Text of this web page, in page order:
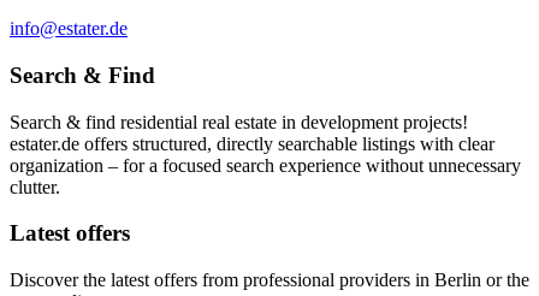
info@estater.de
Search & Find
Search & find residential real estate in development projects!
estater.de offers structured, directly searchable listings with clear
organization – for a focused search experience without unnecessary
clutter.
Latest offers
Discover the latest offers from professional providers in Berlin or the